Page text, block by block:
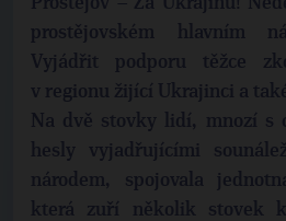
prostějovském hlavním
Vyjádřit podporu těžce
v regionu žijící Ukrajinci a
Na dvě stovky lidí, mnozí s
hesly vyjadřujícími
národem, spojovala
která zuří několik stovek